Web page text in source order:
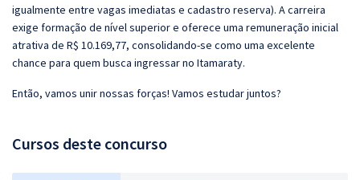
igualmente entre vagas imediatas e cadastro reserva). A carreira
exige formação de nível superior e oferece uma remuneração inicial
atrativa de R$ 10.169,77, consolidando-se como uma excelente
chance para quem busca ingressar no Itamaraty.
Então, vamos unir nossas forças! Vamos estudar juntos?
Cursos deste concurso